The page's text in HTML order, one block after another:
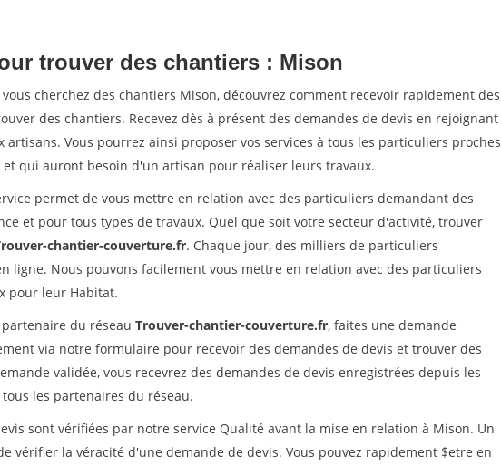
trouver des chantiers : Mison
cherchez des chantiers Mison, découvrez comment recevoir rapidement des
des chantiers. Recevez dès à présent des demandes de devis en rejoignant
artisans. Vous pourrez ainsi proposer vos services à tous les particuliers proches
qui auront besoin d'un artisan pour réaliser leurs travaux.
permet de vous mettre en relation avec des particuliers demandant des
et pour tous types de travaux. Quel que soit votre secteur d'activité, trouver
chantier-couverture.fr. Chaque jour, des milliers de particuliers
ligne. Nous pouvons facilement vous mettre en relation avec des particuliers
pour leur Habitat.
du réseau Trouver-chantier-couverture.fr, faites une demande
via notre formulaire pour recevoir des demandes de devis et trouver des
validée, vous recevrez des demandes de devis enregistrées depuis les
les partenaires du réseau.
sont vérifiées par notre service Qualité avant la mise en relation à Mison. Un
vérifier la véracité d'une demande de devis. Vous pouvez rapidement $etre en